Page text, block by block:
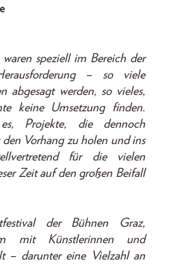
speziell im Bereich der
– so viele
abgesagt werden, so vieles,
keine Umsetzung finden.
Projekte, die dennoch
Vorhang zu holen und ins
für die vielen
Zeit auf den großen Beifall
der Bühnen Graz,
mit Künstlerinnen und
– darunter eine Vielzahl an